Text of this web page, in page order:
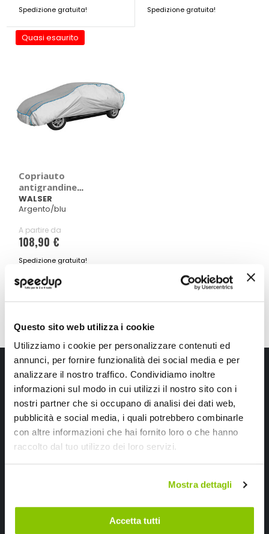
Questo sito web utilizza i cookie
Utilizziamo i cookie per personalizzare contenuti ed
annunci, per fornire funzionalità dei social media e per
analizzare il nostro traffico. Condividiamo inoltre
informazioni sul modo in cui utilizzi il nostro sito con i
nostri partner che si occupano di analisi dei dati web,
pubblicità e social media, i quali potrebbero combinarle
con altre informazioni che hai fornito loro o che hanno
raccolto dal tuo utilizzo dei loro servizi.
Mostra dettagli
Accetta tutti
Spedizione gratuita! Spedizione gratuita!
Quasi esaurito
Copriauto
antigrandine
Comfort Protect
WALSER
Argento/blu
A partire da
108,90 €
Spedizione gratuita!
Iscriviti alla newsletter Speedup
Ricevi subito uno sconto del 10% per il tuo primo acquisto online!
Ho letto e accettato il documentoprivacy policy
Iscrivimi